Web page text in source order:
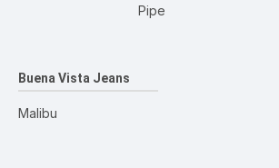
Pipe
Buena Vista Jeans
Malibu